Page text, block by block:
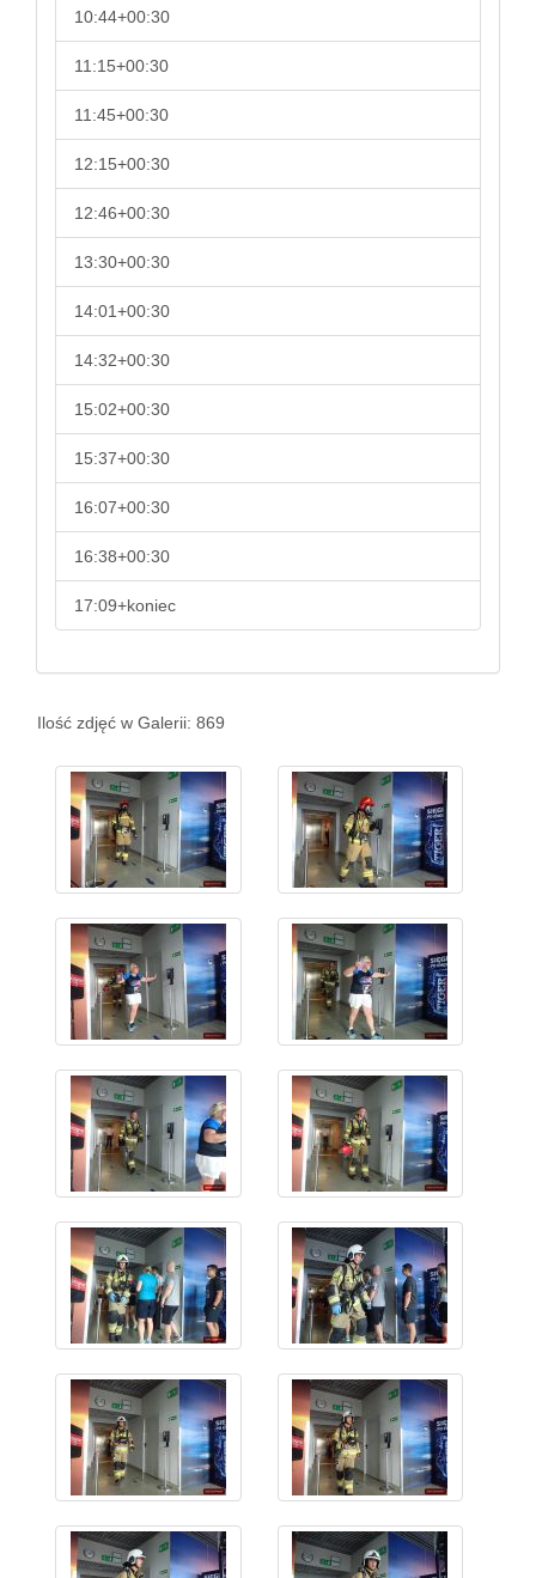
10:44+00:30
11:15+00:30
11:45+00:30
12:15+00:30
12:46+00:30
13:30+00:30
14:01+00:30
14:32+00:30
15:02+00:30
15:37+00:30
16:07+00:30
16:38+00:30
17:09+koniec
Ilość zdjęć w Galerii: 869